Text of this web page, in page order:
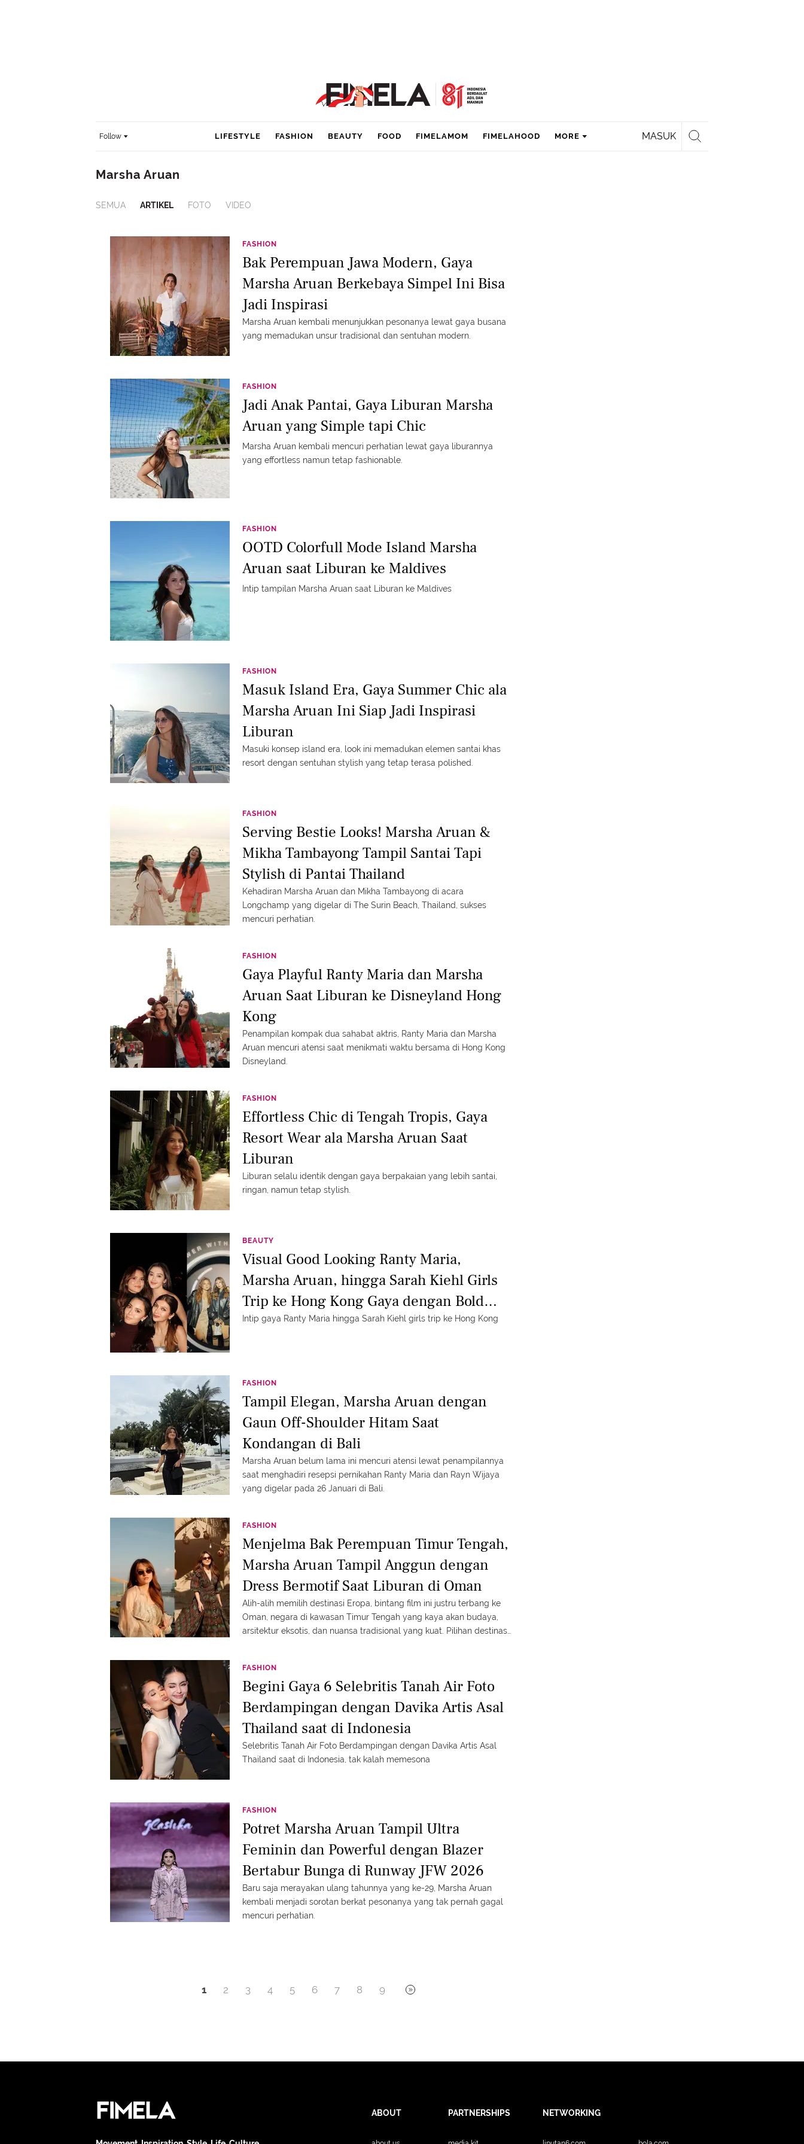
Follow MASUK
LIFESTYLE FASHION BEAUTY FOOD FIMELAMOM FIMELAHOOD MORE
Marsha Aruan
SEMUA ARTIKEL FOTO VIDEO
FASHION
Bak Perempuan Jawa Modern, Gaya
Marsha Aruan Berkebaya Simpel Ini Bisa
Jadi Inspirasi
Marsha Aruan kembali menunjukkan pesonanya lewat gaya busana
yang memadukan unsur tradisional dan sentuhan modern.
FASHION
Jadi Anak Pantai, Gaya Liburan Marsha
Aruan yang Simple tapi Chic
Marsha Aruan kembali mencuri perhatian lewat gaya liburannya
yang effortless namun tetap fashionable.
FASHION
OOTD Colorfull Mode Island Marsha
Aruan saat Liburan ke Maldives
Intip tampilan Marsha Aruan saat Liburan ke Maldives
FASHION
Masuk Island Era, Gaya Summer Chic ala
Marsha Aruan Ini Siap Jadi Inspirasi
Liburan
Masuki konsep island era, look ini memadukan elemen santai khas
resort dengan sentuhan stylish yang tetap terasa polished.
FASHION
Serving Bestie Looks! Marsha Aruan &
Mikha Tambayong Tampil Santai Tapi
Stylish di Pantai Thailand
Kehadiran Marsha Aruan dan Mikha Tambayong di acara
Longchamp yang digelar di The Surin Beach, Thailand, sukses
mencuri perhatian.
FASHION
Gaya Playful Ranty Maria dan Marsha
Aruan Saat Liburan ke Disneyland Hong
Kong
Penampilan kompak dua sahabat aktris, Ranty Maria dan Marsha
Aruan mencuri atensi saat menikmati waktu bersama di Hong Kong
Disneyland.
FASHION
Effortless Chic di Tengah Tropis, Gaya
Resort Wear ala Marsha Aruan Saat
Liburan
Liburan selalu identik dengan gaya berpakaian yang lebih santai,
ringan, namun tetap stylish.
BEAUTY
Visual Good Looking Ranty Maria,
Marsha Aruan, hingga Sarah Kiehl Girls
Trip ke Hong Kong Gaya dengan Bold
Glam yang Edgy
Intip gaya Ranty Maria hingga Sarah Kiehl girls trip ke Hong Kong
FASHION
Tampil Elegan, Marsha Aruan dengan
Gaun Off-Shoulder Hitam Saat
Kondangan di Bali
Marsha Aruan belum lama ini mencuri atensi lewat penampilannya
saat menghadiri resepsi pernikahan Ranty Maria dan Rayn Wijaya
yang digelar pada 26 Januari di Bali.
FASHION
Menjelma Bak Perempuan Timur Tengah,
Marsha Aruan Tampil Anggun dengan
Dress Bermotif Saat Liburan di Oman
Alih-alih memilih destinasi Eropa, bintang film ini justru terbang ke
Oman, negara di kawasan Timur Tengah yang kaya akan budaya,
arsitektur eksotis, dan nuansa tradisional yang kuat. Pilihan destinasi
FASHION
Begini Gaya 6 Selebritis Tanah Air Foto
Berdampingan dengan Davika Artis Asal
Thailand saat di Indonesia
Selebritis Tanah Air Foto Berdampingan dengan Davika Artis Asal
Thailand saat di Indonesia, tak kalah memesona
FASHION
Potret Marsha Aruan Tampil Ultra
Feminin dan Powerful dengan Blazer
Bertabur Bunga di Runway JFW 2026
Baru saja merayakan ulang tahunnya yang ke-29, Marsha Aruan
kembali menjadi sorotan berkat pesonanya yang tak pernah gagal
mencuri perhatian.
1 2 3 4 5 6 7 8 9
ABOUT PARTNERSHIPS NETWORKING